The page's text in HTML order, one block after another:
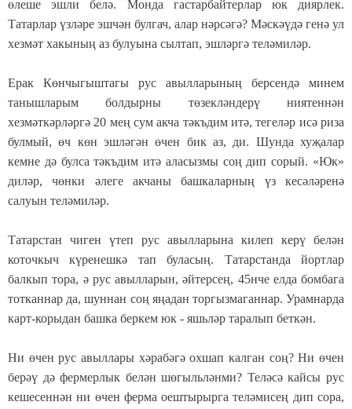
өлеше эшли белә. Монда гастарбайтерлар юк диярлек.
Татарлар үзләре эшчән булгач, алар нәрсәгә? Мәскәүдә генә ул
хезмәт хакының аз булуына сылтап, эшләргә теләмиләр.
Ерак Көнчыгыштагы рус авылларының берсендә минем
танышларым болдырны төзекләндерү ниятеннән
хезмәткәрләргә 20 мең сум акча тәкъдим итә, тегеләр исә риза
булмый, өч көн эшләгән өчен бик аз, ди. Шунда хуҗалар
кемне дә булса тәкъдим итә аласызмы соң дип сорый. «Юк»
диләр, чөнки әлеге акчаны башкаларның үз кесәләренә
салуын теләмиләр.
Татарстан чиген үтеп рус авылларына килеп керү белән
коточкыч күренешкә тап буласың. Татарстанда йортлар
балкып тора, ә рус авылларын, әйтерсең, 45нче елда бомбага
тотканнар да, шуннан соң яңадан торгызмаганнар. Урамнарда
карт-корыдан башка беркем юк - яшьләр таралып беткән.
Ни өчен рус авыллары хәрабәгә охшап калган соң? Ни өчен
берәү дә фермерлык белән шөгыльләнми? Теләсә кайсы рус
кешесеннән ни өчен ферма оештырырга теләмисең дип сора,